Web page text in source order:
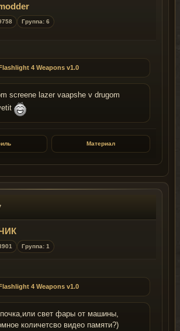
Группа: 6
4 Weapons v1.0
screene lazer vaapshe v drugom
Материал
Группа: 1
4 Weapons v1.0
свет фары от машины,
количетсво видео памяти?)